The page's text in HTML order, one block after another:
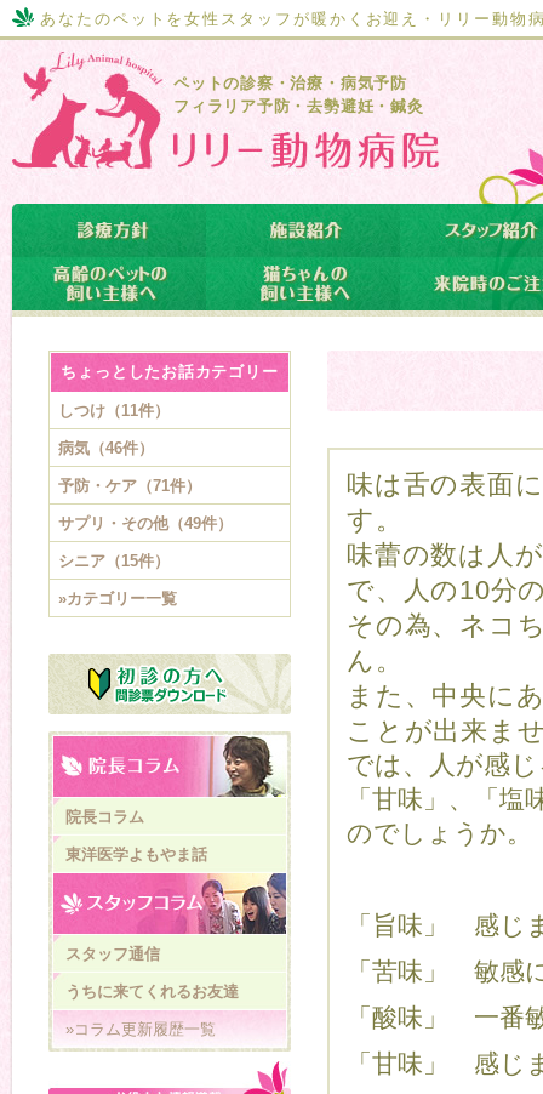
あなたのペットを女性スタッフが暖かくお迎え・リリー動物
ペットの診察・治療・病気予防
フィラリア予防・去勢避妊・鍼灸
味は舌の表面
す。
味蕾の数は人
で、人の10分
その為、ネコ
ん。
また、中央に
ことが出来ま
では、人が感
「甘味」、「
のでしょうか。
「旨味」 感じ
「苦味」 敏感
「酸味」 一番
「甘味」 感じ
ちょっとしたお話カテゴリー
しつけ（11件）
病気（46件）
予防・ケア（71件）
サプリ・その他（49件）
シニア（15件）
»カテゴリー一覧
院長コラム
東洋医学よもやま話
スタッフ通信
うちに来てくれるお友達
»コラム更新履歴一覧